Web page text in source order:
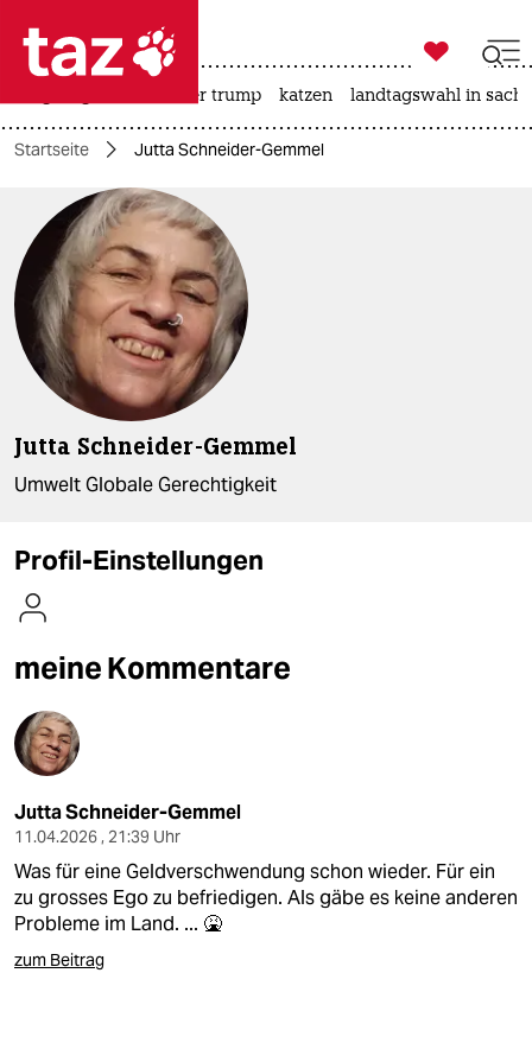
 taz zahl ich
taz zahl ich
themen
politik
öko
gesellschaft
sport
nord
verlag
shop
fragen & hilfe
unterstützen
abo

taz zahl ich
usa unter trump katzen landtagswahl in
Startseite Jutta Schneider-Gemmel
Jutta Schneider-Gemmel
Umwelt Globale Gerechtigkeit
Profil-Einstellungen
meine Kommentare
Jutta Schneider-Gemmel
11.04.2026 , 21:39 Uhr
Was für eine Geldverschwendung schon wieder. Für ein
zu grosses Ego zu befriedigen. Als gäbe es keine anderen
Probleme im Land. ... 🤮
zum Beitrag